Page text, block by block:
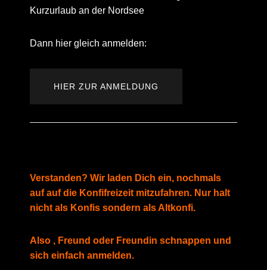
Kurzurlaub an der Nordsee
Dann hier gleich anmelden:
HIER ZUR ANMELDUNG
Verstanden? Wir laden Dich ein, nochmals
auf auf die Konfifreizeit mitzufahren. Nur halt
nicht als Konfis sondern als Altkonfi.
Also , Freund oder Freundin schnappen und
sich einfach anmelden.